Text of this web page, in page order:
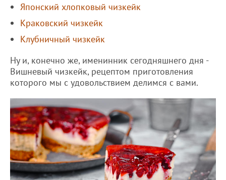
Японский хлопковый чизкейк
Краковский чизкейк
Клубничный чизкейк
Ну и, конечно же, именинник сегодняшнего дня -
Вишневый чизкейк, рецептом приготовления
которого мы с удовольствием делимся с вами.